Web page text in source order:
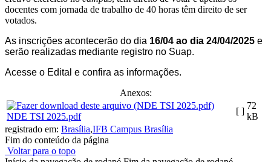
docentes com jornada de trabalho de 40 horas têm direito de ser
votados.
As inscrições acontecerão do dia 16/04 ao dia 24/04/2025 e
serão realizadas mediante registro no Suap.
Acesse o Edital e confira as informações.
Anexos:
NDE TSI 2025.pdf
[ ]
72
kB
registrado em: Brasília,IFB Campus Brasília
Fim do conteúdo da página
Voltar para o topo